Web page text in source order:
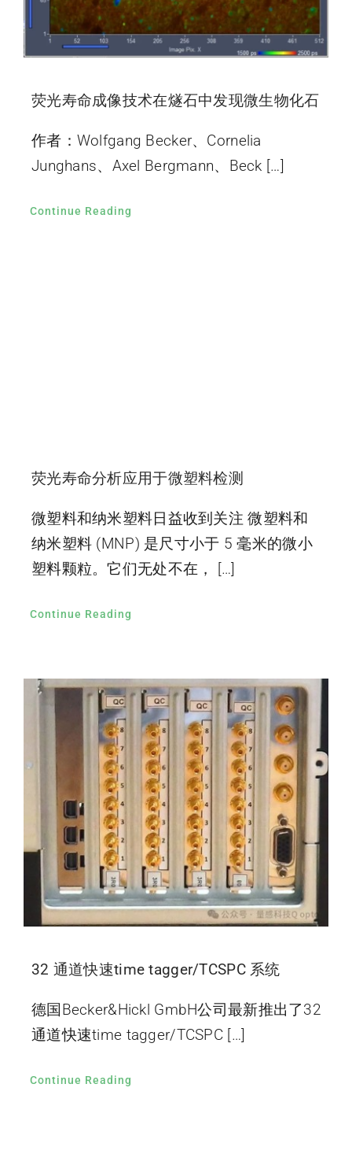
荧光寿命成像技术在燧石中发现微生物化石
作者：Wolfgang Becker、Cornelia
Junghans、Axel Bergmann、Beck […]
Continue Reading
荧光寿命分析应用于微塑料检测
微塑料和纳米塑料日益收到关注 微塑料和
纳米塑料 (MNP) 是尺寸小于 5 毫米的微小
塑料颗粒。它们无处不在， […]
Continue Reading
32 通道快速time tagger/TCSPC 系统
德国Becker&Hickl GmbH公司最新推出了32
通道快速time tagger/TCSPC […]
Continue Reading